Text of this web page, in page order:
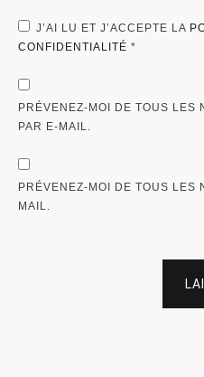
J’AI LU ET J’ACCEPTE LA
CONFIDENTIALITÉ *
PRÉVENEZ-MOI DE TOUS LES
PAR E-MAIL.
PRÉVENEZ-MOI DE TOUS LES
MAIL.